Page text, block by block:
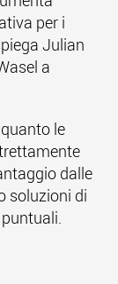
per i
Julian
a
le
dalle
soluzioni di